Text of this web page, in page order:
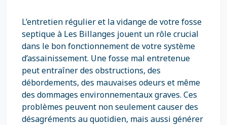
L’entretien régulier et la vidange de votre fosse
septique à Les Billanges jouent un rôle crucial
dans le bon fonctionnement de votre système
d’assainissement. Une fosse mal entretenue
peut entraîner des obstructions, des
débordements, des mauvaises odeurs et même
des dommages environnementaux graves. Ces
problèmes peuvent non seulement causer des
désagréments au quotidien, mais aussi générer